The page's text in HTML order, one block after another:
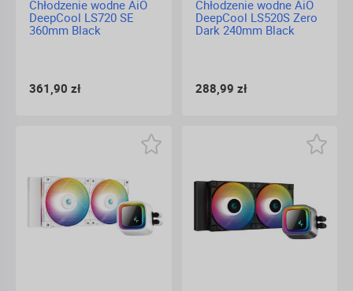
Chłodzenie wodne AiO
DeepCool LS720 SE
360mm Black
361,90 zł
Chłodzenie wodne AiO
DeepCool LS520S Zero
Dark 240mm Black
288,99 zł